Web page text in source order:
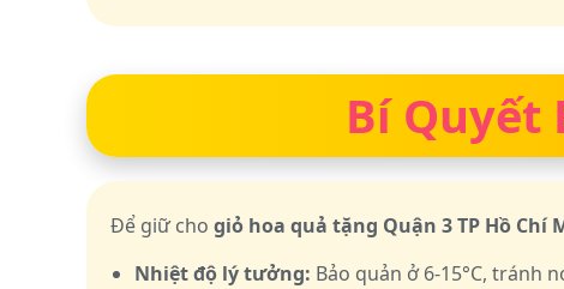
Bí Quyết
Để giữ cho giỏ hoa quả tặng Quận 3 TP Hồ Chí
Nhiệt độ lý tưởng: Bảo quản ở 6-15°C, tránh